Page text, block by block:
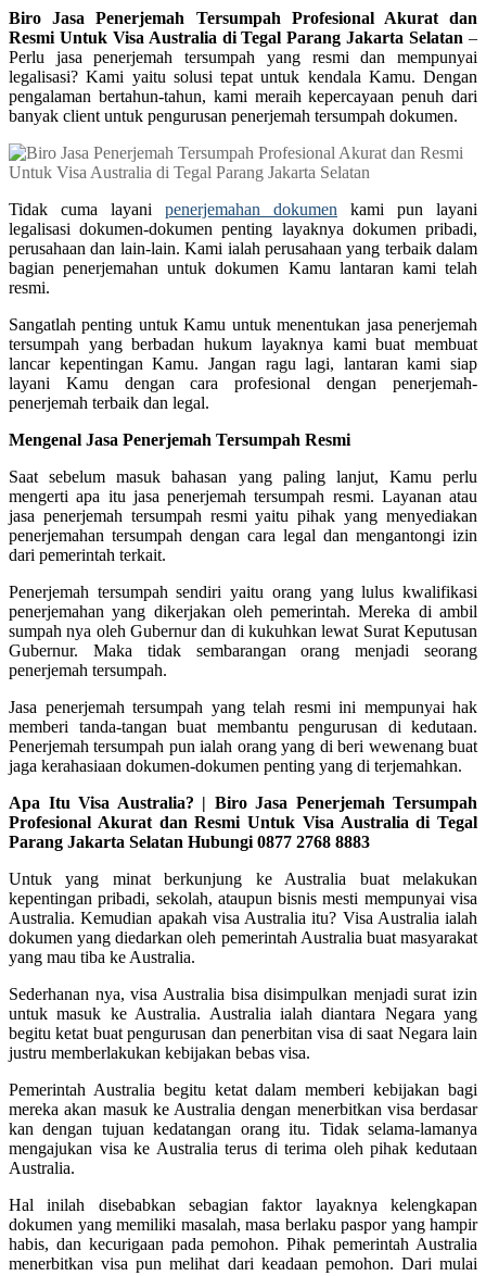
Biro Jasa Penerjemah Tersumpah Profesional Akurat dan
Resmi Untuk Visa Australia di Tegal Parang Jakarta Selatan –
Perlu jasa penerjemah tersumpah yang resmi dan mempunyai
legalisasi? Kami yaitu solusi tepat untuk kendala Kamu. Dengan
pengalaman bertahun-tahun, kami meraih kepercayaan penuh dari
banyak client untuk pengurusan penerjemah tersumpah dokumen.
Tidak cuma layani penerjemahan dokumen kami pun layani
legalisasi dokumen-dokumen penting layaknya dokumen pribadi,
perusahaan dan lain-lain. Kami ialah perusahaan yang terbaik dalam
bagian penerjemahan untuk dokumen Kamu lantaran kami telah
resmi.
Sangatlah penting untuk Kamu untuk menentukan jasa penerjemah
tersumpah yang berbadan hukum layaknya kami buat membuat
lancar kepentingan Kamu. Jangan ragu lagi, lantaran kami siap
layani Kamu dengan cara profesional dengan penerjemah-
penerjemah terbaik dan legal.
Mengenal Jasa Penerjemah Tersumpah Resmi
Saat sebelum masuk bahasan yang paling lanjut, Kamu perlu
mengerti apa itu jasa penerjemah tersumpah resmi. Layanan atau
jasa penerjemah tersumpah resmi yaitu pihak yang menyediakan
penerjemahan tersumpah dengan cara legal dan mengantongi izin
dari pemerintah terkait.
Penerjemah tersumpah sendiri yaitu orang yang lulus kwalifikasi
penerjemahan yang dikerjakan oleh pemerintah. Mereka di ambil
sumpah nya oleh Gubernur dan di kukuhkan lewat Surat Keputusan
Gubernur. Maka tidak sembarangan orang menjadi seorang
penerjemah tersumpah.
Jasa penerjemah tersumpah yang telah resmi ini mempunyai hak
memberi tanda-tangan buat membantu pengurusan di kedutaan.
Penerjemah tersumpah pun ialah orang yang di beri wewenang buat
jaga kerahasiaan dokumen-dokumen penting yang di terjemahkan.
Apa Itu Visa Australia? | Biro Jasa Penerjemah Tersumpah
Profesional Akurat dan Resmi Untuk Visa Australia di Tegal
Parang Jakarta Selatan Hubungi 0877 2768 8883
Untuk yang minat berkunjung ke Australia buat melakukan
kepentingan pribadi, sekolah, ataupun bisnis mesti mempunyai visa
Australia. Kemudian apakah visa Australia itu? Visa Australia ialah
dokumen yang diedarkan oleh pemerintah Australia buat masyarakat
yang mau tiba ke Australia.
Sederhanan nya, visa Australia bisa disimpulkan menjadi surat izin
untuk masuk ke Australia. Australia ialah diantara Negara yang
begitu ketat buat pengurusan dan penerbitan visa di saat Negara lain
justru memberlakukan kebijakan bebas visa.
Pemerintah Australia begitu ketat dalam memberi kebijakan bagi
mereka akan masuk ke Australia dengan menerbitkan visa berdasar
kan dengan tujuan kedatangan orang itu. Tidak selama-lamanya
mengajukan visa ke Australia terus di terima oleh pihak kedutaan
Australia.
Hal inilah disebabkan sebagian faktor layaknya kelengkapan
dokumen yang memiliki masalah, masa berlaku paspor yang hampir
habis, dan kecurigaan pada pemohon. Pihak pemerintah Australia
menerbitkan visa pun melihat dari keadaan pemohon. Dari mulai